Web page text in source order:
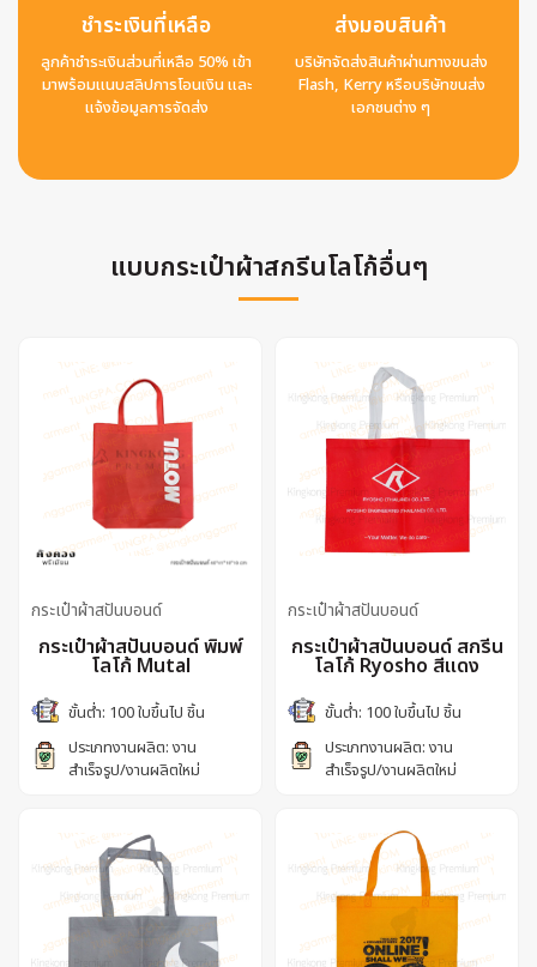
ชำระเงินที่เหลือ
ลูกค้าชำระเงินส่วนที่เหลือ 50% เข้า
มาพร้อมแนบสลิปการโอนเงิน และ
แจ้งข้อมูลการจัดส่ง
ส่งมอบสินค้า
บริษัทจัดส่งสินค้าผ่านทางขนส่ง
Flash, Kerry หรือบริษัทขนส่ง
เอกชนต่าง ๆ
แบบกระเป๋าผ้าสกรีนโลโก้อื่นๆ
กระเป๋าผ้าสปันบอนด์
กระเป๋าผ้าสปันบอนด์ พิมพ์
โลโก้ Mutal
ขั้นต่ำ: 100 ใบขึ้นไป ชิ้น
ประเภทงานผลิต: งาน
สำเร็จรูป/งานผลิตใหม่
กระเป๋าผ้าสปันบอนด์
กระเป๋าผ้าสปันบอนด์ สกรีน
โลโก้ Ryosho สีแดง
ขั้นต่ำ: 100 ใบขึ้นไป ชิ้น
ประเภทงานผลิต: งาน
สำเร็จรูป/งานผลิตใหม่